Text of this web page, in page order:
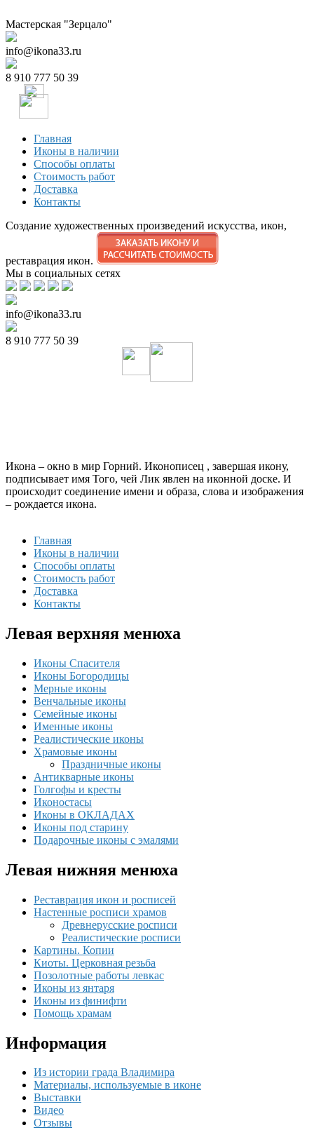
Мастерская "Зерцало"
info@ikona33.ru
8 910 777 50 39
Главная
Иконы в наличии
Способы оплаты
Стоимость работ
Доставка
Контакты
Создание художественных произведений искусства, икон,
реставрация икон.
Мы в социальных сетях
info@ikona33.ru
8 910 777 50 39
Икона – окно в мир Горний. Иконописец , завершая икону,
подписывает имя Того, чей Лик явлен на иконной доске. И
происходит соединение имени и образа, слова и изображения
– рождается икона.
Главная
Иконы в наличии
Способы оплаты
Стоимость работ
Доставка
Контакты
Левая верхняя менюха
Иконы Спасителя
Иконы Богородицы
Мерные иконы
Венчальные иконы
Семейные иконы
Именные иконы
Реалистические иконы
Храмовые иконы
Праздничные иконы
Антикварные иконы
Голгофы и кресты
Иконостасы
Иконы в ОКЛАДАХ
Иконы под старину
Подарочные иконы с эмалями
Левая нижняя менюха
Реставрация икон и росписей
Настенные росписи храмов
Древнерусские росписи
Реалистические росписи
Картины. Копии
Киоты. Церковная резьба
Позолотные работы левкас
Иконы из янтаря
Иконы из финифти
Помощь храмам
Информация
Из истории града Владимира
Материалы, используемые в иконе
Выставки
Видео
Отзывы